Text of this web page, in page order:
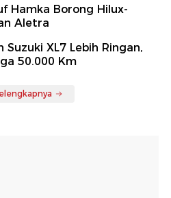
Hamka Borong Hilux-
Aletra
Suzuki XL7 Lebih Ringan,
50.000 Km